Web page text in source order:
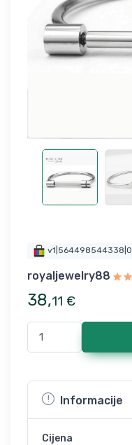
v1|564498544338|0
royaljewelry88
38,11 €
Informacije
Cijena